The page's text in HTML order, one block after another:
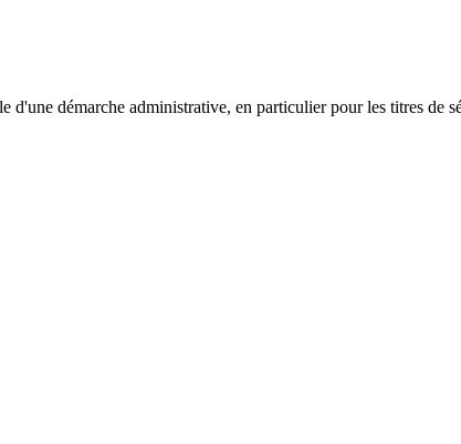
démarche administrative, en particulier pour les titres de